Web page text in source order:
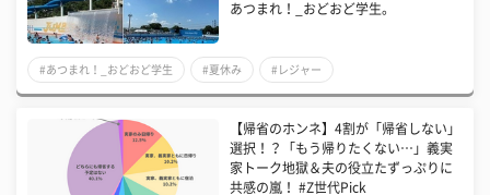
あつまれ！_おどおど学生。
#あつまれ！_おどおど学生 #夏休み #レジャー
【帰省のホンネ】4割が「帰省しない」
選択！？「もう帰りたくない…」義実
家トーク地獄＆夫の役立たずっぷりに
共感の嵐！ #Z世代Pick